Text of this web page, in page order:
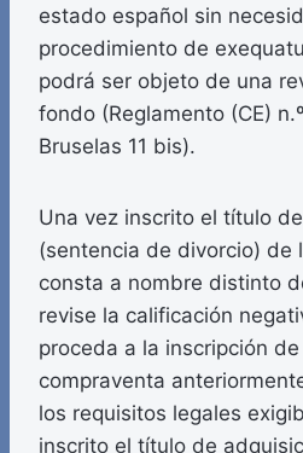
estado español sin
procedimiento de
podrá ser objeto de una
fondo (Reglamento (CE)
Bruselas 11 bis).
Una vez inscrito el título
(sentencia de divorcio) de
consta a nombre distinto
revise la calificación
proceda a la inscripción
compraventa
los requisitos legales
inscrito el título de